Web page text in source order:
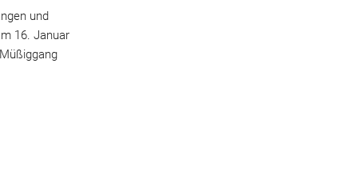
und
16. Januar